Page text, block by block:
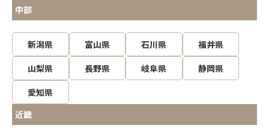
中部
新潟県 富山県 石川県
福井県
山梨県
長野県 岐阜県
静岡県
愛知県
近畿